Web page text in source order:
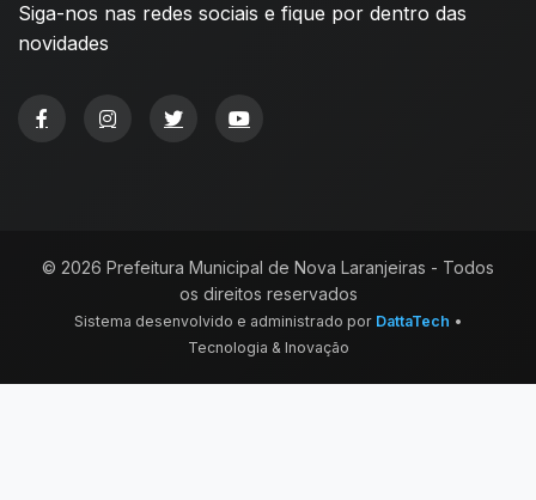
Siga-nos nas redes sociais e fique por dentro das
novidades
© 2026 Prefeitura Municipal de Nova Laranjeiras - Todos
os direitos reservados
Sistema desenvolvido e administrado por DattaTech •
Tecnologia & Inovação